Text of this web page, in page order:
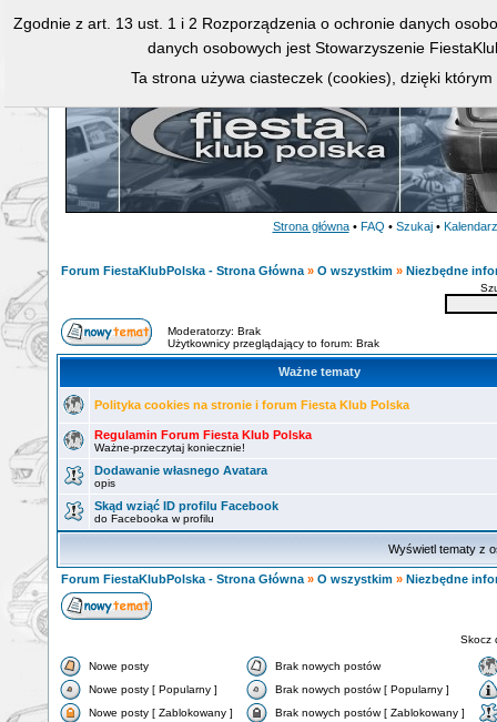
Strona główna • FAQ • Szukaj • Kalendarz
Forum FiestaKlubPolska - Strona Główna » O wszystkim » Niezbędne
Moderatorzy: Brak
Użytkownicy przeglądający to forum: Brak
Ważne tematy
Polityka cookies na stronie i forum Fiesta Klub Polska
Regulamin Forum Fiesta Klub Polska
Ważne-przeczytaj koniecznie!
Dodawanie własnego Avatara
opis
Skąd wziąć ID profilu Facebook
do Facebooka w profilu
Wyświetl tematy z
Forum FiestaKlubPolska - Strona Główna » O wszystkim » Niezbędne
Skocz
Nowe posty
Brak nowych postów
Nowe posty [ Popularny ]
Brak nowych postów [ Popularny ]
Nowe posty [ Zablokowany ]
Brak nowych postów [ Zablokowany ]
Zgodnie z art. 13 ust. 1 i 2 Rozporządzenia o ochronie danych
danych osobowych jest Stowarzyszenie
Ta strona używa ciasteczek (cookies), dzięki